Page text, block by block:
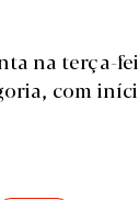
na terça-
com